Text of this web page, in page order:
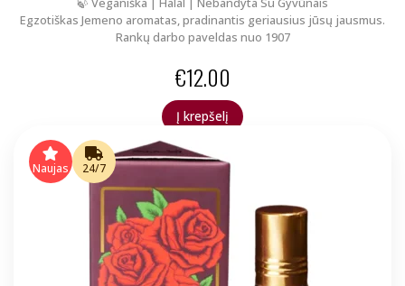
Egzotiškas Jemeno aromatas, pradinantis geriausius jūsų jausmus.
Rankų darbo paveldas nuo 1907
€12.00
Į krepšelį
Naujas 24/7